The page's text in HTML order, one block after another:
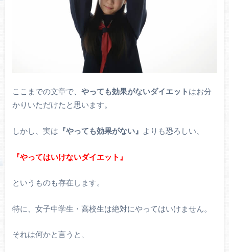
ここまでの文章で、 やっても効果がないダイエット はお分
かりいただけたと思います。
しかし、実は 『やっても効果がない』 よりも恐ろしい、
『やってはいけないダイエット』
というものも存在します。
特に、女子中学生・高校生は絶対にやってはいけません。
それは何かと言うと、